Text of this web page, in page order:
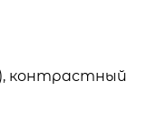
контрастный